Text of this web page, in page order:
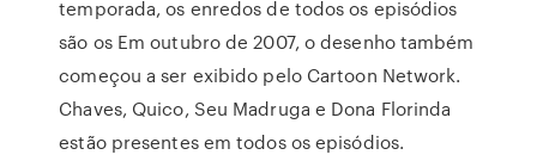
temporada, os enredos de todos os episódios
são os Em outubro de 2007, o desenho também
começou a ser exibido pelo Cartoon Network.
Chaves, Quico, Seu Madruga e Dona Florinda
estão presentes em todos os episódios.